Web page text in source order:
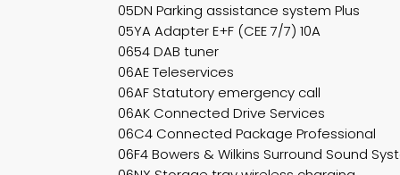
05DN Parking assistance system Plus
05YA Adapter E+F (CEE 7/7) 10A
0654 DAB tuner
06AE Teleservices
06AF Statutory emergency call
06AK Connected Drive Services
06C4 Connected Package Professional
06F4 Bowers & Wilkins Surround Sound